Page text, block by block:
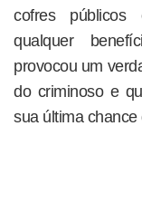
cofres públicos
qualquer
provocou um
do criminoso e
sua última chance